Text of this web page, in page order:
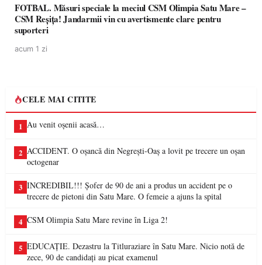
FOTBAL. Măsuri speciale la meciul CSM Olimpia Satu Mare –
CSM Reșița! Jandarmii vin cu avertismente clare pentru
suporteri
acum 1 zi
CELE MAI CITITE
1 Au venit oșenii acasă…
2 ACCIDENT. O oșancă din Negrești-Oaș a lovit pe trecere un oșan
octogenar
3 INCREDIBIL!!! Șofer de 90 de ani a produs un accident pe o
trecere de pietoni din Satu Mare. O femeie a ajuns la spital
4 CSM Olimpia Satu Mare revine în Liga 2!
5 EDUCAȚIE. Dezastru la Titluraziare în Satu Mare. Nicio notă de
zece, 90 de candidați au picat examenul